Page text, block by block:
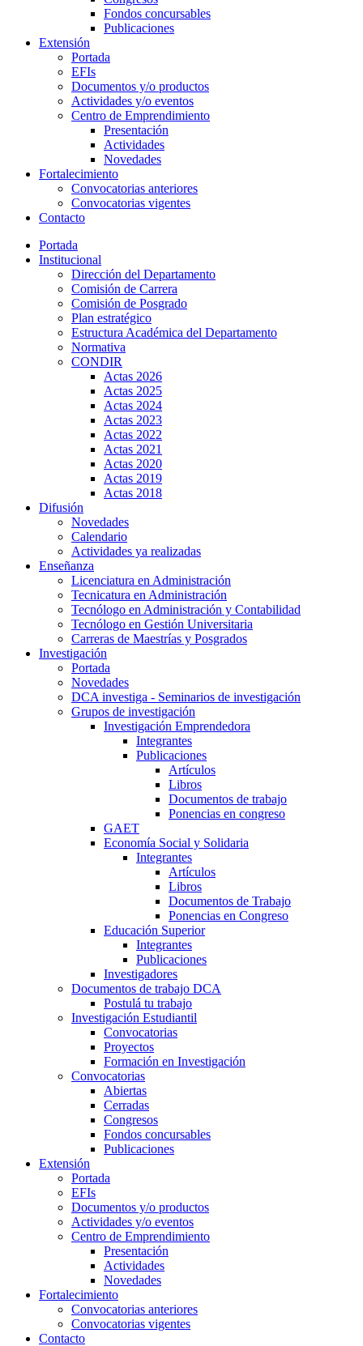
Fondos concursables
Publicaciones
Extensión
Portada
EFIs
Documentos y/o productos
Actividades y/o eventos
Centro de Emprendimiento
Presentación
Actividades
Novedades
Fortalecimiento
Convocatorias anteriores
Convocatorias vigentes
Contacto
Portada
Institucional
Dirección del Departamento
Comisión de Carrera
Comisión de Posgrado
Plan estratégico
Estructura Académica del Departamento
Normativa
CONDIR
Actas 2026
Actas 2025
Actas 2024
Actas 2023
Actas 2022
Actas 2021
Actas 2020
Actas 2019
Actas 2018
Difusión
Novedades
Calendario
Actividades ya realizadas
Enseñanza
Licenciatura en Administración
Tecnicatura en Administración
Tecnólogo en Administración y Contabilidad
Tecnólogo en Gestión Universitaria
Carreras de Maestrías y Posgrados
Investigación
Portada
Novedades
DCA investiga - Seminarios de investigación
Grupos de investigación
Investigación Emprendedora
Integrantes
Publicaciones
Artículos
Libros
Documentos de trabajo
Ponencias en congreso
GAET
Economía Social y Solidaria
Integrantes
Artículos
Libros
Documentos de Trabajo
Ponencias en Congreso
Educación Superior
Integrantes
Publicaciones
Investigadores
Documentos de trabajo DCA
Postulá tu trabajo
Investigación Estudiantil
Convocatorias
Proyectos
Formación en Investigación
Convocatorias
Abiertas
Cerradas
Congresos
Fondos concursables
Publicaciones
Extensión
Portada
EFIs
Documentos y/o productos
Actividades y/o eventos
Centro de Emprendimiento
Presentación
Actividades
Novedades
Fortalecimiento
Convocatorias anteriores
Convocatorias vigentes
Contacto